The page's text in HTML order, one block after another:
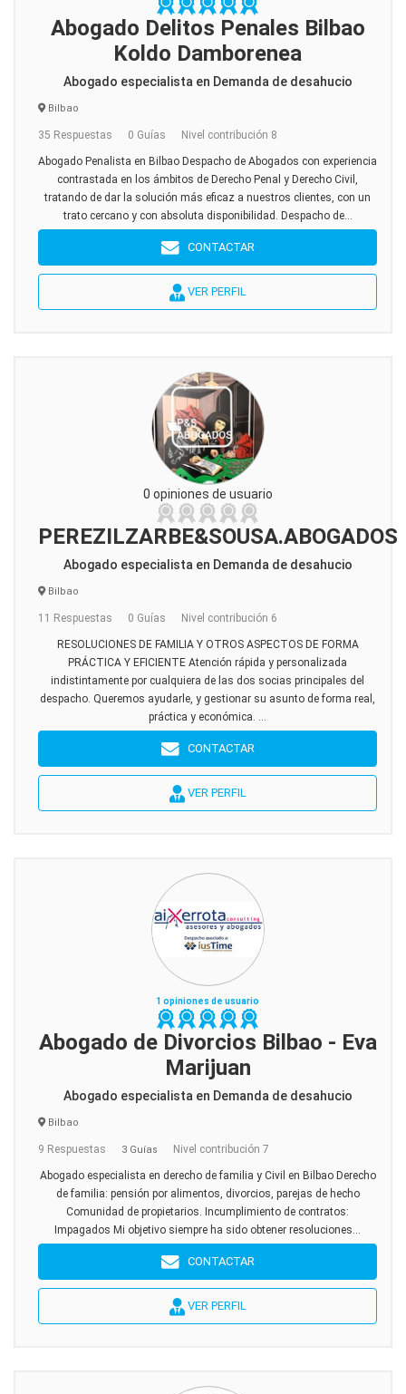
Abogado Delitos Penales Bilbao
Koldo Damborenea
Abogado especialista en Demanda de desahucio
Bilbao
35 Respuestas 0 Guías Nivel contribución 8
Abogado Penalista en Bilbao Despacho de Abogados con experiencia
contrastada en los ámbitos de Derecho Penal y Derecho Civil,
tratando de dar la solución más eficaz a nuestros clientes, con un
trato cercano y con absoluta disponibilidad. Despacho de...
CONTACTAR
VER PERFIL
0 opiniones de usuario
PEREZILZARBE&SOUSA.ABOGADOS
Abogado especialista en Demanda de desahucio
Bilbao
11 Respuestas 0 Guías Nivel contribución 6
RESOLUCIONES DE FAMILIA Y OTROS ASPECTOS DE FORMA
PRÁCTICA Y EFICIENTE Atención rápida y personalizada
indistintamente por cualquiera de las dos socias principales del
despacho. Queremos ayudarle, y gestionar su asunto de forma real,
práctica y económica. ...
CONTACTAR
VER PERFIL
1 opiniones de usuario
Abogado de Divorcios Bilbao - Eva
Marijuan
Abogado especialista en Demanda de desahucio
Bilbao
9 Respuestas 3 Guías Nivel contribución 7
Abogado especialista en derecho de familia y Civil en Bilbao Derecho
de familia: pensión por alimentos, divorcios, parejas de hecho
Comunidad de propietarios. Incumplimiento de contratos:
Impagados Mi objetivo siempre ha sido obtener resoluciones...
CONTACTAR
VER PERFIL